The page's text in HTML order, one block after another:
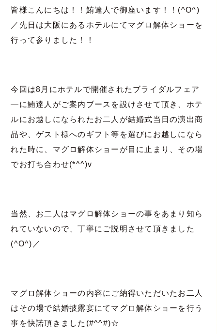
皆様こんにちは！！鮪達人で御座います！！(^O^)
／先日は大阪にあるホテルにてマグロ解体ショーを
行って参りました！！
今回は8月にホテルで開催されたブライダルフェア
―に鮪達人がご案内ブースを設けさせて頂き、ホテ
ルにお越しになられたお二人が結婚式当日の演出商
品や、ゲスト様へのギフト等を選びにお越しになら
れた時に、マグロ解体ショーが目に止まり、その場
でお打ち合わせ(*^^)v
当然、お二人はマグロ解体ショーの事をあまり知ら
れていないので、丁寧にご説明させて頂きました
(^O^)／
マグロ解体ショーの内容にご納得いただいたお二人
はその場で結婚披露宴にてマグロ解体ショーを行う
事を快諾頂きました(#^^#)☆